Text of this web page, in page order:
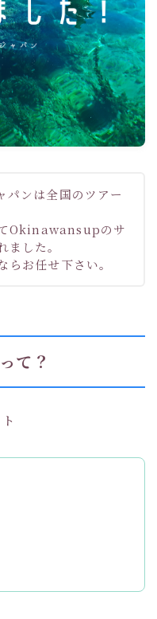
パンは全国のツアー
Okinawansupのサ
ました。
らお任せ下さい。
て？